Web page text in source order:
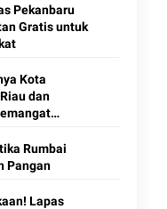
Pekanbaru
Gratis untuk
Kota
dan
Tahun
Rumbai
Pangan
Lapas